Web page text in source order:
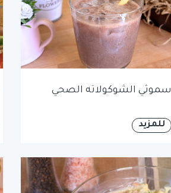
سموثي الشوكولاته الصحي
للمزيد